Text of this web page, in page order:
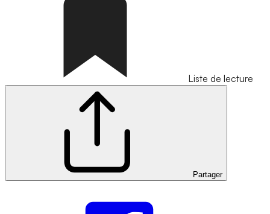
Liste de lecture
Partager